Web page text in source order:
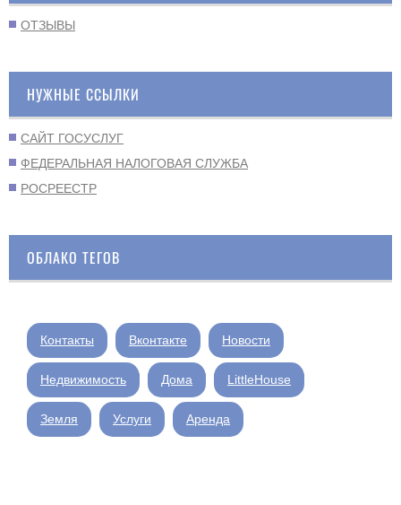
ОТЗЫВЫ
НУЖНЫЕ ССЫЛКИ
САЙТ ГОСУСЛУГ
ФЕДЕРАЛЬНАЯ НАЛОГОВАЯ СЛУЖБА
РОСРЕЕСТР
ОБЛАКО ТЕГОВ
Контакты Вконтакте Новости
Недвижимость Дома LittleHouse
Земля Услуги Аренда